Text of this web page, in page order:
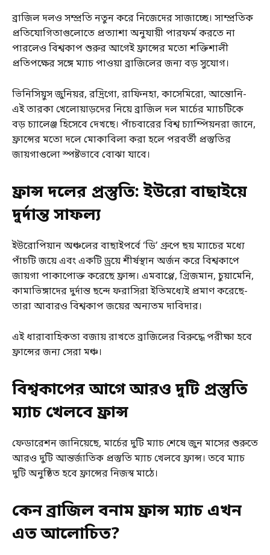
ব্রাজিল দলও সম্প্রতি নতুন করে নিজেদের সাজাচ্ছে। সাম্প্রতিক
প্রতিযোগিতাগুলোতে প্রত্যাশা অনুযায়ী পারফর্ম করতে না
পারলেও বিশ্বকাপ শুরুর আগেই ফ্রান্সের মতো শক্তিশালী
প্রতিপক্ষের সঙ্গে ম্যাচ পাওয়া ব্রাজিলের জন্য বড় সুযোগ।
ভিনিসিয়ুস জুনিয়র, রদ্রিগো, রাফিনহা, কাসেমিরো, আন্তোনি-
এই তারকা খেলোয়াড়দের নিয়ে ব্রাজিল দল মার্চের ম্যাচটিকে
বড় চ্যালেঞ্জ হিসেবে দেখছে। পাঁচবারের বিশ্ব চ্যাম্পিয়নরা জানে,
ফ্রান্সের মতো দলে মোকাবিলা করা হলে পরবর্তী প্রস্তুতির
জায়গাগুলো স্পষ্টভাবে বোঝা যাবে।
ফ্রান্স দলের প্রস্তুতি: ইউরো বাছাইয়ে
দুর্দান্ত সাফল্য
ইউরোপিয়ান অঞ্চলের বাছাইপর্বে ‘ডি’ গ্রুপে ছয় ম্যাচের মধ্যে
পাঁচটি জয়ে এবং একটি ড্রয়ে শীর্ষস্থান অর্জন করে বিশ্বকাপে
জায়গা পাকাপোক্ত করেছে ফ্রান্স। এমবাপ্পে, গ্রিজমান, চুয়ামেনি,
কামাভিঙ্গাদের দুর্দান্ত ছন্দে ফরাসিরা ইতিমধ্যেই প্রমাণ করেছে-
তারা আবারও বিশ্বকাপ জয়ের অন্যতম দাবিদার।
এই ধারাবাহিকতা বজায় রাখতে ব্রাজিলের বিরুদ্ধে পরীক্ষা হবে
ফ্রান্সের জন্য সেরা মঞ্চ।
বিশ্বকাপের আগে আরও দুটি প্রস্তুতি
ম্যাচ খেলবে ফ্রান্স
ফেডারেশন জানিয়েছে, মার্চের দুটি ম্যাচ শেষে জুন মাসের শুরুতে
আরও দুটি আন্তর্জাতিক প্রস্তুতি ম্যাচ খেলবে ফ্রান্স। তবে ম্যাচ
দুটি অনুষ্ঠিত হবে ফ্রান্সের নিজস্ব মাঠে।
কেন ব্রাজিল বনাম ফ্রান্স ম্যাচ এখন
এত আলোচিত?